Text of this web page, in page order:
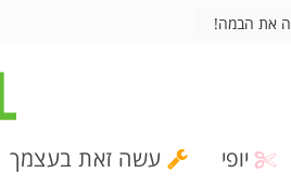
את הבמה!
יופי עשה זאת בעצמך